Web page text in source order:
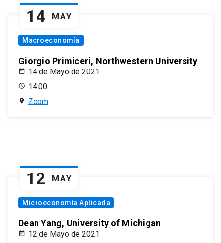
14 MAY
Macroeconomía
Giorgio Primiceri, Northwestern University
14 de Mayo de 2021
14:00
Zoom
12 MAY
Microeconomía Aplicada
Dean Yang, University of Michigan
12 de Mayo de 2021